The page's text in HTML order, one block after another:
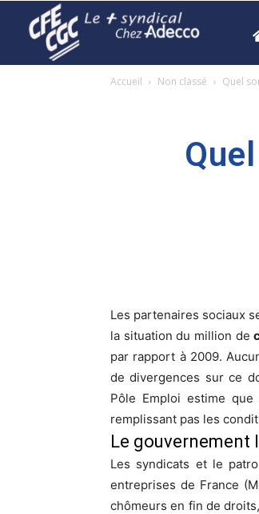
Accueil Non classé Quel
Les partenaires sociaux
la situation du million de
par rapport à 2009.
de divergences sur ce
Pôle Emploi estime
remplissant pas les
Le gouvernement
Les syndicats et le
entreprises de France
chômeurs en fin de